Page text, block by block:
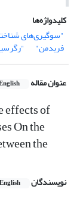
کلیدواژه‌ها
"سوگیری‌های
فریدمن"
عنوان مقاله
effects of
On the
the
نویسندگان English